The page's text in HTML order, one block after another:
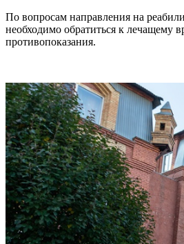
По вопросам направления на
необходимо обратиться к лечащему
противопоказания.